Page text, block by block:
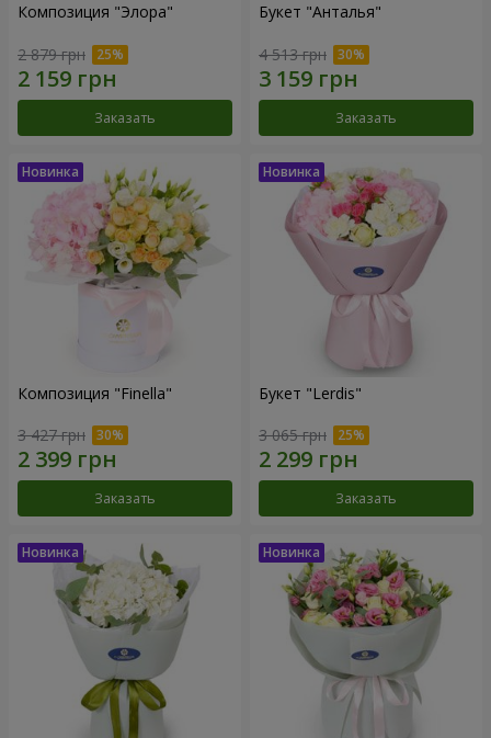
Композиция "Элора"
2 879 грн
Заказать
Букет "Анталья"
4 513 грн
Заказать
Композиция "Finella"
3 427 грн
Заказать
Букет "Lerdis"
3 065 грн
Заказать